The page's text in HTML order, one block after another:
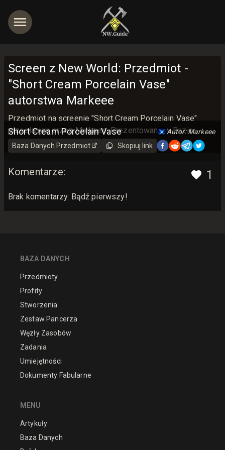
Screen z New World: Przedmiot -
"Short Cream Porcelain Vase"
autorstwa Markeee
Przedmiot na screenie "Short Cream Porcelain Vase"
przesłanym przez Markeee. Prezentowane w Bazie
Danych New World Guide z miłością <3
1
Short Cream Porcelain Vase
Autor: Markeee
Baza Danych Przedmiot Skopiuj link
Komentarze:
Brak komentarzy. Bądź pierwszy!
BAZA DANYCH
Przedmioty
Profity
Stworzenia
Zestaw Pancerza
Węzły Zasobów
Zadania
Umiejętności
Dokumenty Fabularne
MENU
Artykuły
Baza Danych